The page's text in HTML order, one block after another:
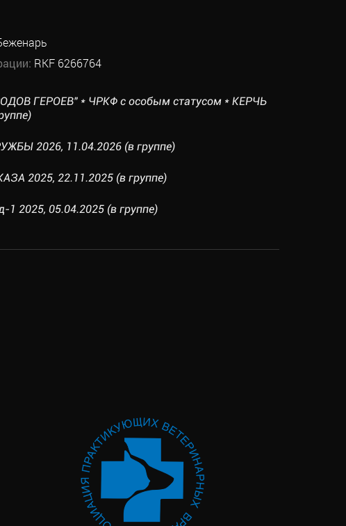
RKF 6266764
ГЕРОЕВ" * ЧРКФ с особым статусом * КЕРЧЬ
2026, 11.04.2026 (в группе)
2025, 22.11.2025 (в группе)
1 2025, 05.04.2025 (в группе)